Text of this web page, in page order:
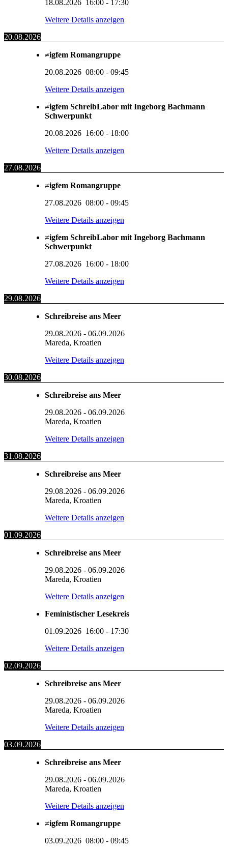
18.08.2026 16:00 - 17:30
Weitere Details anzeigen
20.08.2026
≠igfem Romangruppe
20.08.2026 08:00 - 09:45
Weitere Details anzeigen
≠igfem SchreibLabor mit Ingeborg Bachmann
Schwerpunkt
20.08.2026 16:00 - 18:00
Weitere Details anzeigen
27.08.2026
≠igfem Romangruppe
27.08.2026 08:00 - 09:45
Weitere Details anzeigen
≠igfem SchreibLabor mit Ingeborg Bachmann
Schwerpunkt
27.08.2026 16:00 - 18:00
Weitere Details anzeigen
29.08.2026
Schreibreise ans Meer
29.08.2026 - 06.09.2026
Mareda, Kroatien
Weitere Details anzeigen
30.08.2026
Schreibreise ans Meer
29.08.2026 - 06.09.2026
Mareda, Kroatien
Weitere Details anzeigen
31.08.2026
Schreibreise ans Meer
29.08.2026 - 06.09.2026
Mareda, Kroatien
Weitere Details anzeigen
01.09.2026
Schreibreise ans Meer
29.08.2026 - 06.09.2026
Mareda, Kroatien
Weitere Details anzeigen
Feministischer Lesekreis
01.09.2026 16:00 - 17:30
Weitere Details anzeigen
02.09.2026
Schreibreise ans Meer
29.08.2026 - 06.09.2026
Mareda, Kroatien
Weitere Details anzeigen
03.09.2026
Schreibreise ans Meer
29.08.2026 - 06.09.2026
Mareda, Kroatien
Weitere Details anzeigen
≠igfem Romangruppe
03.09.2026 08:00 - 09:45